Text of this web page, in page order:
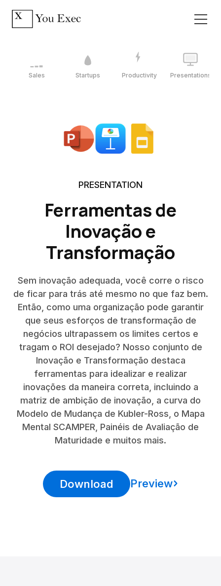
Sales Startups Productivity Presentations
PRESENTATION
Ferramentas de
Inovação e
Transformação
Sem inovação adequada, você corre o risco
de ficar para trás até mesmo no que faz bem.
Então, como uma organização pode garantir
que seus esforços de transformação de
negócios ultrapassem os limites certos e
tragam o ROI desejado? Nosso conjunto de
Inovação e Transformação destaca
ferramentas para idealizar e realizar
inovações da maneira correta, incluindo a
matriz de ambição de inovação, a curva do
Modelo de Mudança de Kubler-Ross, o Mapa
Mental SCAMPER, Painéis de Avaliação de
Maturidade e muitos mais.
Download Preview